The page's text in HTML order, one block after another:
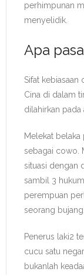
perhimpunan
menyelidik.
Apa
Sifat
Cina di dalam
dilahirkan pada
Melekat
sebagai cowo.
situasi dengan
sambil 3
perempuan
seorang
Penerus laki2
cucu satu
bukanlah